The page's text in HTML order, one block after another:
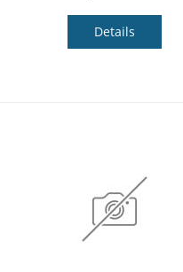
Details